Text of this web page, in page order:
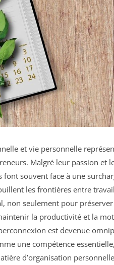
et vie personnelle
Malgré leur passion et
font souvent face à une
les frontières entre
non seulement pour
la productivité et la
est devenue
une compétence
d’organisation